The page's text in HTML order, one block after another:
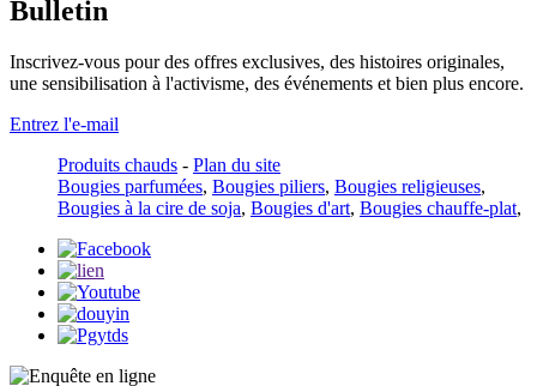
Bulletin
Inscrivez-vous pour des offres exclusives, des histoires originales,
une sensibilisation à l'activisme, des événements et bien plus encore.
Entrez l'e-mail
Produits chauds - Plan du site
Bougies parfumées, Bougies piliers, Bougies religieuses,
Bougies à la cire de soja, Bougies d'art, Bougies chauffe-plat,